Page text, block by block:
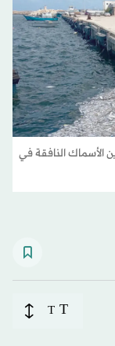
الأسماك النافقة في
T
T